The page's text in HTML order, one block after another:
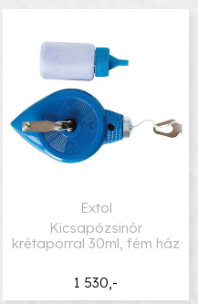
1 530,-
Extol
Kicsapózsinór
krétaporral 30ml, fém ház